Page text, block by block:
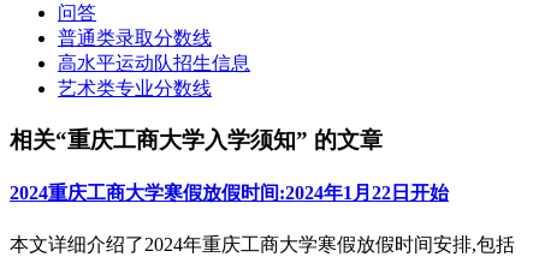
问答
普通类录取分数线
高水平运动队招生信息
艺术类专业分数线
相关“重庆工商大学入学须知” 的文章
2024重庆工商大学寒假放假时间:2024年1月22日开始
本文详细介绍了2024年重庆工商大学寒假放假时间安排,包括